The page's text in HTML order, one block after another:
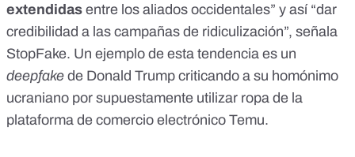
extendidas entre los aliados occidentales” y así “dar
credibilidad a las campañas de ridiculización”, señala
StopFake. Un ejemplo de esta tendencia es un
deepfake de Donald Trump criticando a su homónimo
ucraniano por supuestamente utilizar ropa de la
plataforma de comercio electrónico Temu.